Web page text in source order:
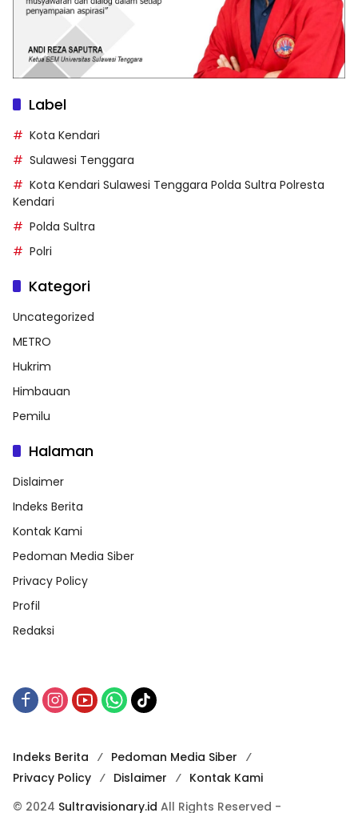
Label
Kota Kendari
Sulawesi Tenggara
Kota Kendari Sulawesi Tenggara Polda Sultra Polresta
Kendari
Polda Sultra
Polri
Kategori
Uncategorized
METRO
Hukrim
Himbauan
Pemilu
Halaman
Dislaimer
Indeks Berita
Kontak Kami
Pedoman Media Siber
Privacy Policy
Profil
Redaksi
Indeks Berita
Pedoman Media Siber
Privacy Policy
Dislaimer
Kontak Kami
© 2024 Sultravisionary.id All Rights Reserved -